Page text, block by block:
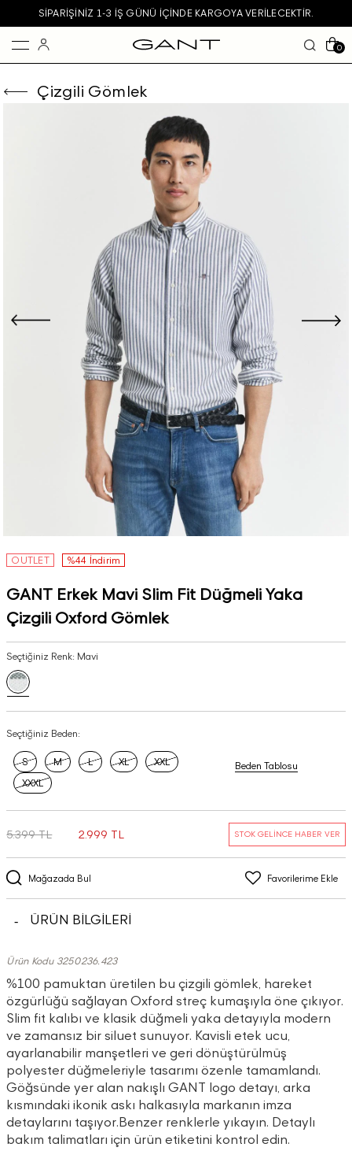
SIPARIŞINIZ 1-3 IŞ GÜNÜ IÇINDE KARGOYA VERILECEKTIR.
0
Çizgili Gömlek
OUTLET %44 İndirim
GANT Erkek Mavi Slim Fit Düğmeli Yaka
Çizgili Oxford Gömlek
Seçtiğiniz Renk: Mavi
Seçtiğiniz Beden:
S M L XL
XXL
XXXL
Beden Tablosu
Mağazada Bul Favorilerime Ekle
5.399 TL 2.999 TL STOK GELİNCE HABER VER
ÜRÜN BİLGİLERİ
Ürün Kodu 3250236.423
%100 pamuktan üretilen bu çizgili gömlek, hareket
özgürlüğü sağlayan Oxford streç kumaşıyla öne çıkıyor.
Slim fit kalıbı ve klasik düğmeli yaka detayıyla modern
ve zamansız bir siluet sunuyor. Kavisli etek ucu,
ayarlanabilir manşetleri ve geri dönüştürülmüş
polyester düğmeleriyle tasarımı özenle tamamlandı.
Göğsünde yer alan nakışlı GANT logo detayı, arka
kısmındaki ikonik askı halkasıyla markanın imza
detaylarını taşıyor.Benzer renklerle yıkayın. Detaylı
bakım talimatları için ürün etiketini kontrol edin.